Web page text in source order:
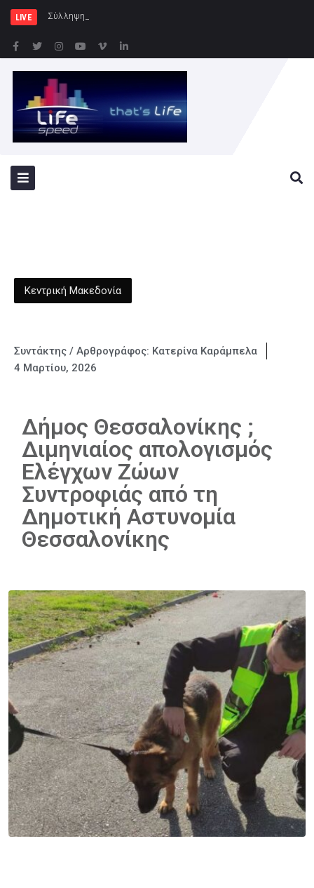
LIVE Σύλληψη 46χρονης για παράβαση τ
Κεντρική Μακεδονία
Συντάκτης / Αρθρογράφος: Κατερίνα Καράμπελα
4 Μαρτίου, 2026
Δήμος Θεσσαλονίκης ;
Διμηνιαίος απολογισμός
Ελέγχων Ζώων
Συντροφιάς από τη
Δημοτική Αστυνομία
Θεσσαλονίκης